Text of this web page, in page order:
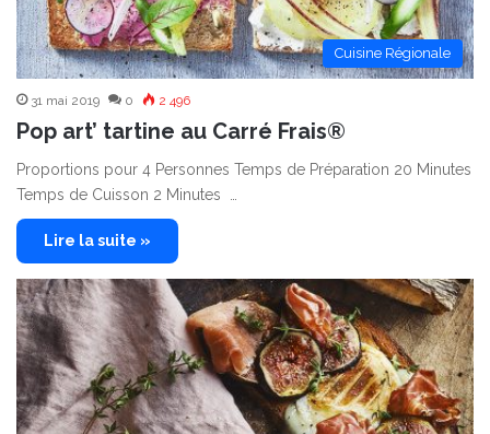
Cuisine Régionale
31 mai 2019 0 2 496
Pop art’ tartine au Carré Frais®
Proportions pour 4 Personnes Temps de Préparation 20 Minutes
Temps de Cuisson 2 Minutes …
Lire la suite »